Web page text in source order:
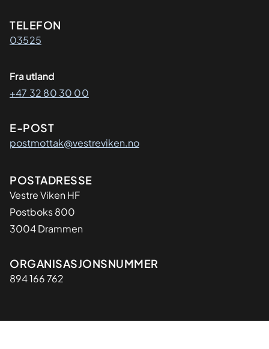
Kontaktinformasjon
TELEFON
03525
Fra utland
+47 32 80 30 00
E-POST
postmottak@vestreviken.no
Adresse
POSTADRESSE
Vestre Viken HF
Postboks 800
3004 Drammen
Organisasjon
ORGANISASJONSNUMMER
894 166 762